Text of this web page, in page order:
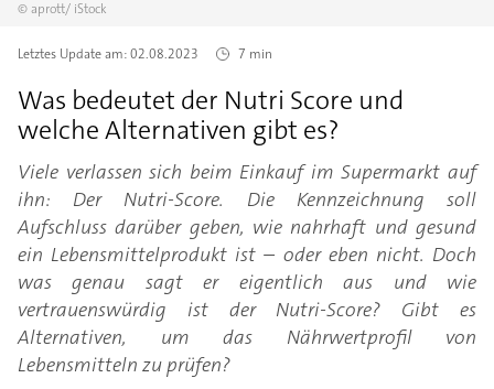
©aprott/ iStock
Letztes Update am:02.08.2023 7 min
Was bedeutet der Nutri Score und
welche Alternativen gibt es?
Viele verlassen sich beim Einkauf im Supermarkt auf
ihn: Der Nutri-Score. Die Kennzeichnung soll
Aufschluss darüber geben, wie nahrhaft und gesund
ein Lebensmittelprodukt ist – oder eben nicht. Doch
was genau sagt er eigentlich aus und wie
vertrauenswürdig ist der Nutri-Score? Gibt es
Alternativen, um das Nährwertprofil von
Lebensmitteln zu prüfen?